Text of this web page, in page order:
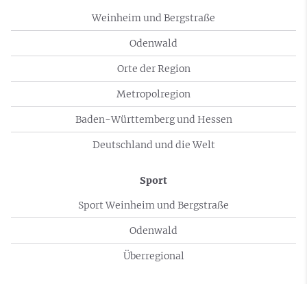
Weinheim und Bergstraße
Odenwald
Orte der Region
Metropolregion
Baden-Württemberg und Hessen
Deutschland und die Welt
Sport
Sport Weinheim und Bergstraße
Odenwald
Überregional